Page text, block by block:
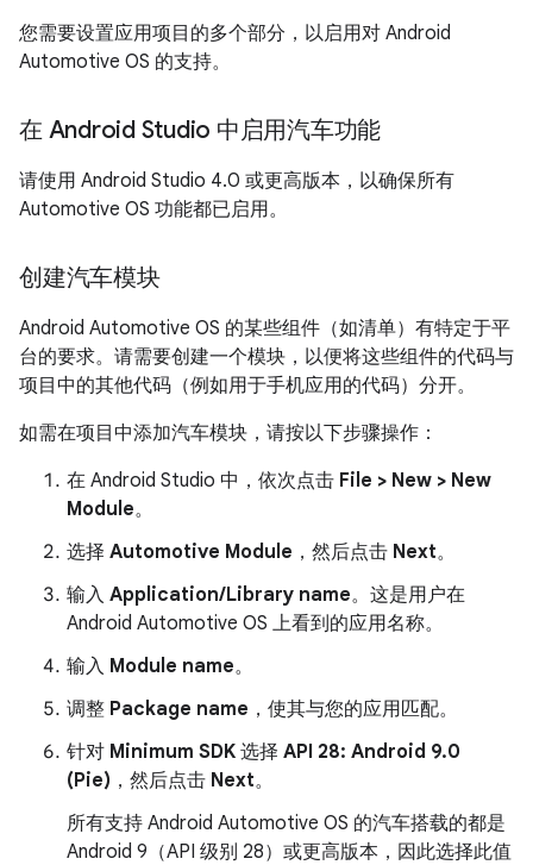
您需要设置应用项目的多个部分，以启用对 Android
Automotive OS 的支持。
在 Android Studio 中启用汽车功能
请使用 Android Studio 4.0 或更高版本，以确保所有
Automotive OS 功能都已启用。
创建汽车模块
Android Automotive OS 的某些组件（如清单）有特定于平
台的要求。请需要创建一个模块，以便将这些组件的代码与
项目中的其他代码（例如用于手机应用的代码）分开。
如需在项目中添加汽车模块，请按以下步骤操作：
在 Android Studio 中，依次点击 File > New > New
Module。
选择 Automotive Module ，然后点击 Next。
输入 Application/Library name。这是用户在
Android Automotive OS 上看到的应用名称。
输入 Module name。
调整 Package name ，使其与您的应用匹配。
针对 Minimum SDK 选择 API 28: Android 9.0
(Pie) ，然后点击 Next。
所有支持 Android Automotive OS 的汽车搭载的都是
Android 9（API 级别 28）或更高版本，因此选择此值